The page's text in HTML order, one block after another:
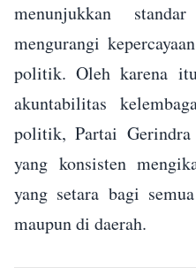
menunjukkan
mengurangi
politik. Oleh karena
akuntabilitas
politik, Partai Gerindra
yang konsisten
yang setara bagi
maupun di daerah.